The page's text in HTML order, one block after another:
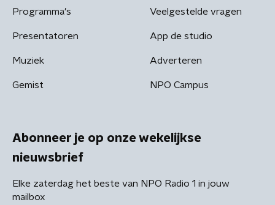
Programma's
Presentatoren
Muziek
Gemist
Veelgestelde vragen
App de studio
Adverteren
NPO Campus
Abonneer je op onze wekelijkse
nieuwsbrief
Elke zaterdag het beste van NPO Radio 1 in jouw
mailbox